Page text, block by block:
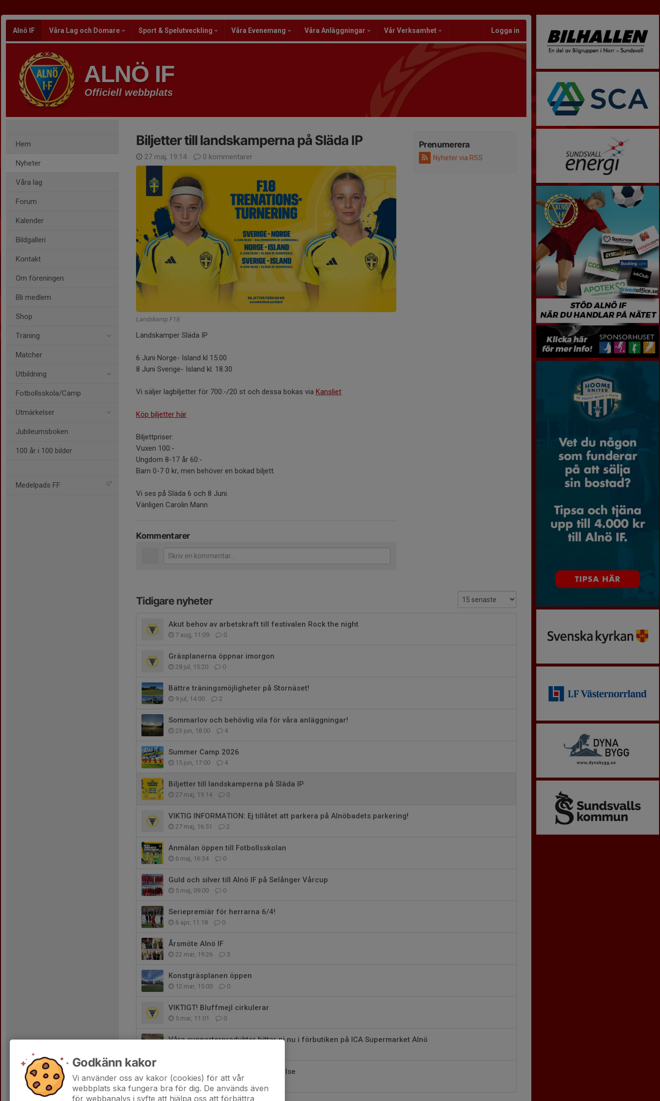
Alnö IF Våra Lag och Domare Sport & Spelutveckling Våra Evenemang Våra Anläggningar Vår Verksamhet Logga in
ALNÖ IF
Officiell webbplats
Hem
Nyheter
Våra lag
Forum
Kalender
Bildgalleri
Kontakt
Om föreningen
Bli medlem
Shop
Träning
Matcher
Utbildning
Fotbollsskola/Camp
Utmärkelser
Jubileumsboken
100 år i 100 bilder
Medelpads FF
Prenumerera
Nyheter via RSS
Biljetter till landskamperna på Släda IP
27 maj, 19:14 0 kommentarer
Landskamp F18
Landskamper Släda IP
6 Juni Norge- Island kl 15.00
8 Juni Sverige- Island kl. 18.30
Vi säljer lagbiljetter för 700:-/20 st och dessa bokas via Kansliet
Köp biljetter här
Biljettpriser:
Vuxen 100:-
Ungdom 8-17 år 60:-
Barn 0-7 0 kr, men behöver en bokad biljett.
Vi ses på Släda 6 och 8 Juni.
Vänligen Carolin Mann
Kommentarer
Tidigare nyheter
Akut behov av arbetskraft till festivalen Rock the night
7 aug, 11:09 0
Gräsplanerna öppnar imorgon
28 jul, 15:20 0
Bättre träningsmöjligheter på Stornäset!
9 jul, 14:00 2
Sommarlov och behövlig vila för våra anläggningar!
23 jun, 18:00 4
Summer Camp 2026
15 jun, 17:00 4
Biljetter till landskamperna på Släda IP
27 maj, 19:14 0
VIKTIG INFORMATION: Ej tillåtet att parkera på Alnöbadets parkering!
27 maj, 16:51 2
Anmälan öppen till Fotbollsskolan
6 maj, 16:34 0
Guld och silver till Alnö IF på Selånger Vårcup
5 maj, 09:00 0
Seriepremiär för herrarna 6/4!
6 apr, 11:18 0
Årsmöte Alnö IF
22 mar, 19:26 3
Konstgräsplanen öppen
12 mar, 15:00 0
VIKTIGT! Bluffmejl cirkulerar
5 mar, 11:01 0
Våra supporterprodukter hittar ni nu i förbutiken på ICA Supermarket Alnö
Valberedningens förslag till styrelse
1 mar, 23:02 0
Godkänn kakor
Vi använder oss av kakor (cookies) för att vår
webbplats ska fungera bra för dig. De används även
för webbanalys i syfte att hjälpa oss att förbättra